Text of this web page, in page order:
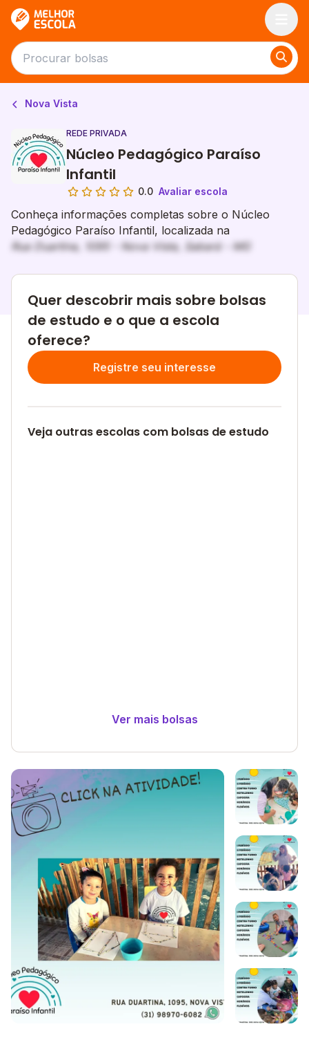
Nova Vista
REDE PRIVADA
Núcleo Pedagógico Paraíso
Infantil
0.0 Avaliar escola
Conheça informações completas sobre o Núcleo
Pedagógico Paraíso Infantil, localizada na
Rua Duartina, 1095 - Nova Vista, Sabará - MG
Quer descobrir mais sobre bolsas
de estudo e o que a escola
oferece?
Registre seu interesse
Veja outras escolas com bolsas de estudo
Ver mais bolsas
Galeria de imagem
Imagem 1
Imagem 2
Imagem 3